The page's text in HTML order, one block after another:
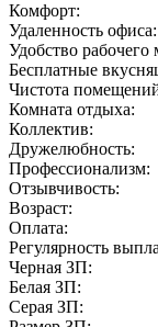
Комфорт:
Удаленность офиса:
Удобство рабочего
Бесплатные
Чистота
Комната отдыха:
Коллектив:
Дружелюбность:
Профессионализм:
Отзывчивость:
Возраст:
Оплата:
Регулярность
Черная ЗП:
Белая ЗП:
Серая ЗП: